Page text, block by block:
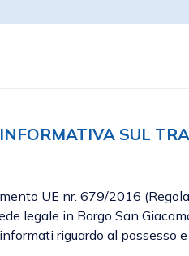
INFORMATIVA SUL
UE nr. 679/2016
legale in Borgo San
riguardo al